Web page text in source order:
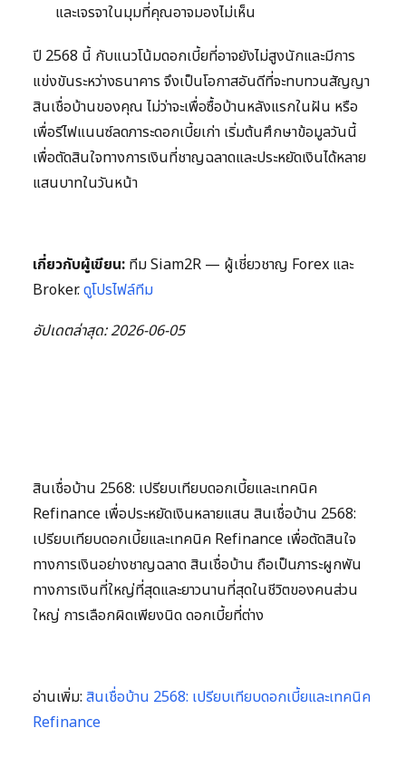
และเจรจาในมุมที่คุณอาจมองไม่เห็น
ปี 2568 นี้ กับแนวโน้มดอกเบี้ยที่อาจยังไม่สูงนักและมีการ
แข่งขันระหว่างธนาคาร จึงเป็นโอกาสอันดีที่จะทบทวนสัญญา
สินเชื่อบ้านของคุณ ไม่ว่าจะเพื่อซื้อบ้านหลังแรกในฝัน หรือ
เพื่อรีไฟแนนซ์ลดภาระดอกเบี้ยเก่า เริ่มต้นศึกษาข้อมูลวันนี้
เพื่อตัดสินใจทางการเงินที่ชาญฉลาดและประหยัดเงินได้หลาย
แสนบาทในวันหน้า
เกี่ยวกับผู้เขียน: ทีม Siam2R — ผู้เชี่ยวชาญ Forex และ
Broker.ดูโปรไฟล์ทีม
อัปเดตล่าสุด: 2026-06-05
สินเชื่อบ้าน 2568: เปรียบเทียบดอกเบี้ยและเทคนิค
Refinance เพื่อประหยัดเงินหลายแสน สินเชื่อบ้าน 2568:
เปรียบเทียบดอกเบี้ยและเทคนิค Refinance เพื่อตัดสินใจ
ทางการเงินอย่างชาญฉลาด สินเชื่อบ้าน ถือเป็นภาระผูกพัน
ทางการเงินที่ใหญ่ที่สุดและยาวนานที่สุดในชีวิตของคนส่วน
ใหญ่ การเลือกผิดเพียงนิด ดอกเบี้ยที่ต่าง
อ่านเพิ่ม: สินเชื่อบ้าน 2568: เปรียบเทียบดอกเบี้ยและเทคนิค
Refinance